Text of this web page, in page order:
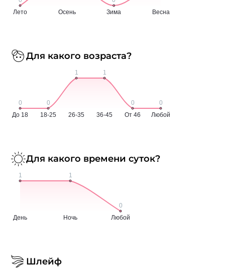
Для какого возраста?
Для какого времени суток?
Шлейф